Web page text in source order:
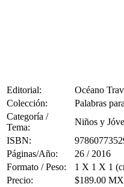
Editorial:
Océano
Colección:
Palabras
Categoría /
Tema:
Niños y
ISBN:
Páginas/Año:
26 / 2016
Formato / Peso:
1 X 1 X 1
Precio:
$189.00